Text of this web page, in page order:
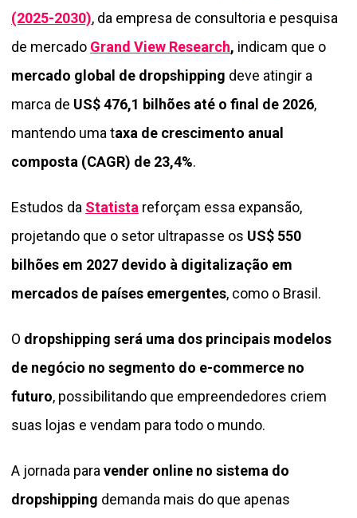
(2025-2030), da empresa de consultoria e pesquisa
de mercado Grand View Research, indicam que o
mercado global de dropshipping deve atingir a
marca de US$ 476,1 bilhões até o final de 2026,
mantendo uma taxa de crescimento anual
composta (CAGR) de 23,4%.
Estudos da Statista reforçam essa expansão,
projetando que o setor ultrapasse os US$ 550
bilhões em 2027 devido à digitalização em
mercados de países emergentes, como o Brasil.
O dropshipping será uma dos principais modelos
de negócio no segmento do e-commerce no
futuro, possibilitando que empreendedores criem
suas lojas e vendam para todo o mundo.
A jornada paravender online no sistema do
dropshipping demanda mais do que apenas